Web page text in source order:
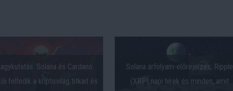
Solana és Cardano
felfedik a kriptovilág titkait és
Solana árfolyam-előrejelzés; Ripple
(XRP) napi hírek és minden, amit